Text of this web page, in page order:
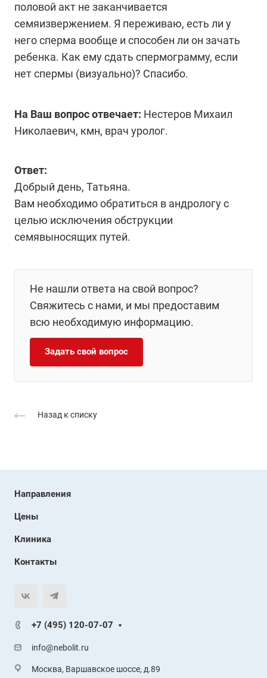
половой акт не заканчивается
семяизвержением. Я переживаю, есть ли у
него сперма вообще и способен ли он зачать
ребенка. Как ему сдать спермограмму, если
нет спермы (визуально)? Спасибо.
На Ваш вопрос отвечает: Нестеров Михаил
Николаевич, кмн, врач уролог.
Ответ:
Добрый день, Татьяна.
Вам необходимо обратиться в андрологу с
целью исключения обструкции
семявыносящих путей.
Не нашли ответа на свой вопрос?
Свяжитесь с нами, и мы предоставим
всю необходимую информацию.
Задать свой вопрос
Назад к списку
Направления
Цены
Клиника
Контакты
+7 (495) 120-07-07
info@nebolit.ru
Москва, Варшавское шоссе, д.89